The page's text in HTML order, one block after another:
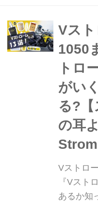
した『V
シートも
が楽しめ
す......
Vス
1050
トロ
がい
る?
の耳
Strom
Vストロ
『Vスト
あるか知